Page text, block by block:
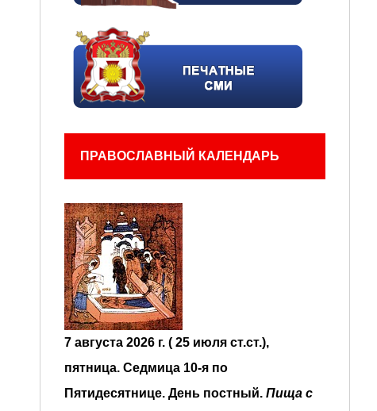
ПРАВОСЛАВНЫЙ КАЛЕНДАРЬ
7 августа 2026 г. ( 25 июля ст.ст.),
пятница. Седмица 10-я по
Пятидесятнице. День постный. Пища с